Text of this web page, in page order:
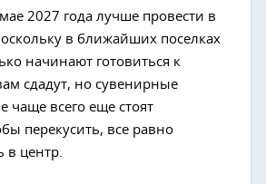
2027 года лучше провести в
в ближайших поселках
начинают готовиться к
сдадут, но сувенирные
чаще всего еще стоят
перекусить, все равно
в центр.